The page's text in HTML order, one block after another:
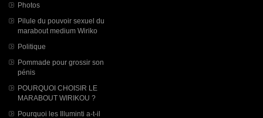
Photos
Pilule du pouvoir sexuel du
marabout medium Wiriko
Politique
Pommade pour grossir son
pénis
POURQUOI CHOISIR LE
MARABOUT WIRIKOU ?
Pourquoi les Illuminti a-t-il